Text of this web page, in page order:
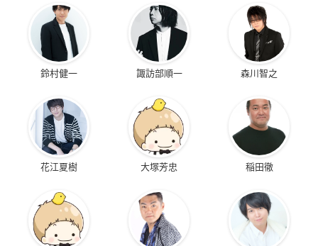
鈴村健一 諏訪部順一 森川智之
花江夏樹 大塚芳忠 稲田徹